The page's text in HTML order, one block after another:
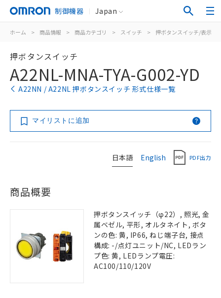
制御機器 Japan
ホーム > 商品情報 > 商品カテゴリ > スイッチ > 押ボタンスイッチ/表示灯
押ボタンスイッチ
A22NL-MNA-TYA-G002-YD
A22NN / A22NL 押ボタンスイッチ 形式仕様一覧
マイリストに追加
日本語 English PDF出力
商品概要
押ボタンスイッチ（φ22）, 照光, 金
属ベゼル, 平形, オルタネイト, ボタ
ンの色: 黄, IP66, ねじ端子台, 接点
構成: -/点灯ユニット/NC, LEDラン
プ色: 黄, LEDランプ電圧:
AC100/110/120V